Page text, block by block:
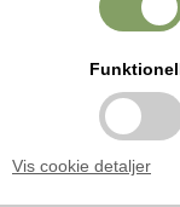
Vis cookie detaljer
DANSK